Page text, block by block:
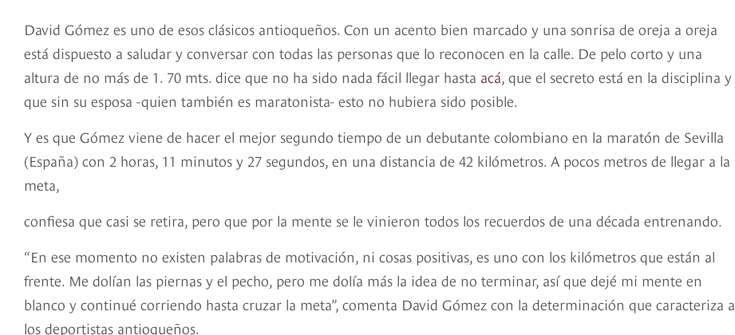
David Gómez es uno de esos clásicos antioqueños. Con un acento bien marcado y una sonrisa de oreja a oreja
está dispuesto a saludar y conversar con todas las personas que lo reconocen en la calle. De pelo corto y una
altura de no más de 1. 70 mts. dice que no ha sido nada fácil llegar hasta acá, que el secreto está en la disciplina y
que sin su esposa -quien también es maratonista- esto no hubiera sido posible.
Y es que Gómez viene de hacer el mejor segundo tiempo de un debutante colombiano en la maratón de Sevilla
(España) con 2 horas, 11 minutos y 27 segundos, en una distancia de 42 kilómetros. A pocos metros de llegar a la
meta,
confiesa que casi se retira, pero que por la mente se le vinieron todos los recuerdos de una década entrenando.
“En ese momento no existen palabras de motivación, ni cosas positivas, es uno con los kilómetros que están al
frente. Me dolían las piernas y el pecho, pero me dolía más la idea de no terminar, así que dejé mi mente en
blanco y continué corriendo hasta cruzar la meta”, comenta David Gómez con la determinación que caracteriza a
los deportistas antioqueños.